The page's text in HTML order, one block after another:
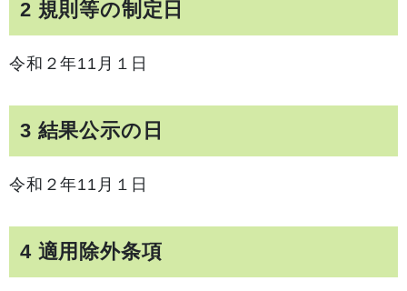
2 規則等の制定日
令和２年11月１日
3 結果公示の日
令和２年11月１日
4 適用除外条項